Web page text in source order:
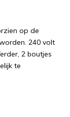
op de
240 volt
2 boutjes
te